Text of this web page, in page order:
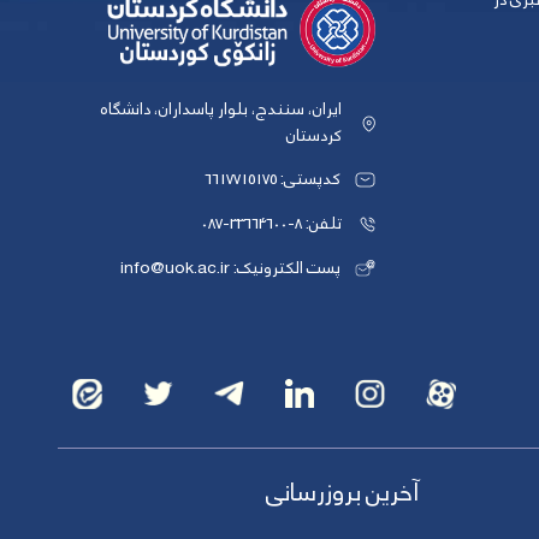
ایران، سنندج، بلوار پاسداران، دانشگاه
کردستان
کدپستی: 6617715175
تلفن: 8-33664600-087
پست الکترونیک: info@uok.ac.ir
آخرین بروزرسانی